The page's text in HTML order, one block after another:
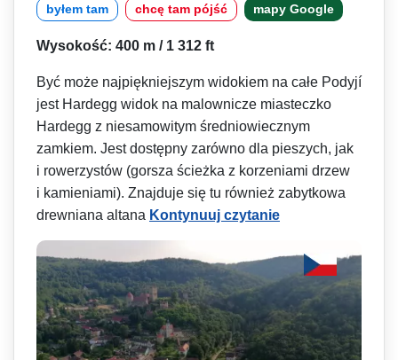
byłem tam chcę tam pójść mapy Google
Wysokość: 400 m / 1 312 ft
Być może najpiękniejszym widokiem na całe Podyjí
jest Hardegg widok na malownicze miasteczko
Hardegg z niesamowitym średniowiecznym
zamkiem. Jest dostępny zarówno dla pieszych, jak
i rowerzystów (gorsza ścieżka z korzeniami drzew
i kamieniami). Znajduje się tu również zabytkowa
drewniana altana Kontynuuj czytanie